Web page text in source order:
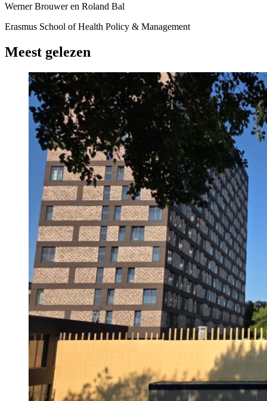
Werner Brouwer en Roland Bal
Erasmus School of Health Policy & Management
Meest gelezen